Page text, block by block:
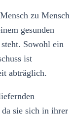
zu Mensch
gesunden
Sowohl ein
ist
abträglich.
sie sich in ihrer